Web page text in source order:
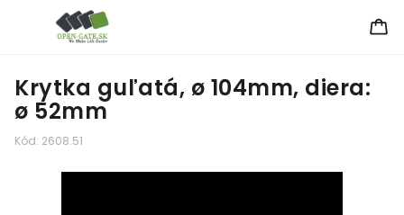
Krytka guľatá, ø 104mm, diera:
ø 52mm
Kód: 2608.51